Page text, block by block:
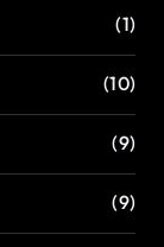
(1)
(10)
(9)
(9)